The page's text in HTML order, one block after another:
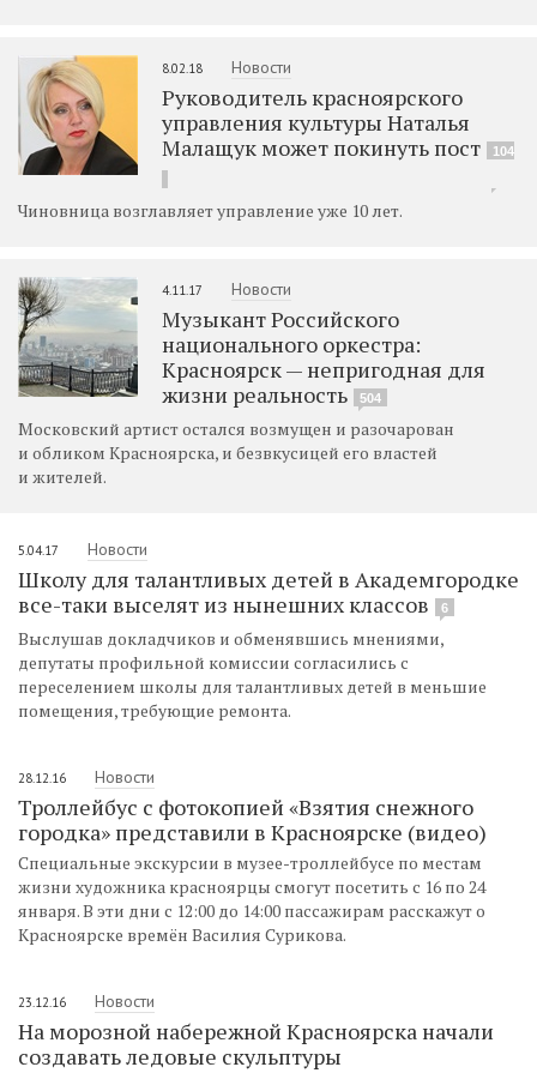
8.02.18 Новости
Руководитель красноярского
управления культуры Наталья
Малащук может покинуть пост
104
Чиновница возглавляет управление уже 10 лет.
4.11.17 Новости
Музыкант Российского
национального оркестра:
Красноярск — непригодная для
жизни реальность
504
Московский артист остался возмущен и разочарован
и обликом Красноярска, и безвкусицей его властей
и жителей.
5.04.17 Новости
Школу для талантливых детей в Академгородке
все-таки выселят из нынешних классов
6
Выслушав докладчиков и обменявшись мнениями,
депутаты профильной комиссии согласились с
переселением школы для талантливых детей в меньшие
помещения, требующие ремонта.
28.12.16 Новости
Троллейбус с фотокопией «Взятия снежного
городка» представили в Красноярске (видео)
Специальные экскурсии в музее-троллейбусе по местам
жизни художника красноярцы смогут посетить с 16 по 24
января. В эти дни с 12:00 до 14:00 пассажирам расскажут о
Красноярске времён Василия Сурикова.
23.12.16 Новости
На морозной набережной Красноярска начали
создавать ледовые скульптуры